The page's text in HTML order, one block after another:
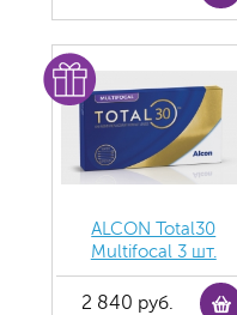
ALCON Total30
Multifocal 3 шт.
2 840 руб.